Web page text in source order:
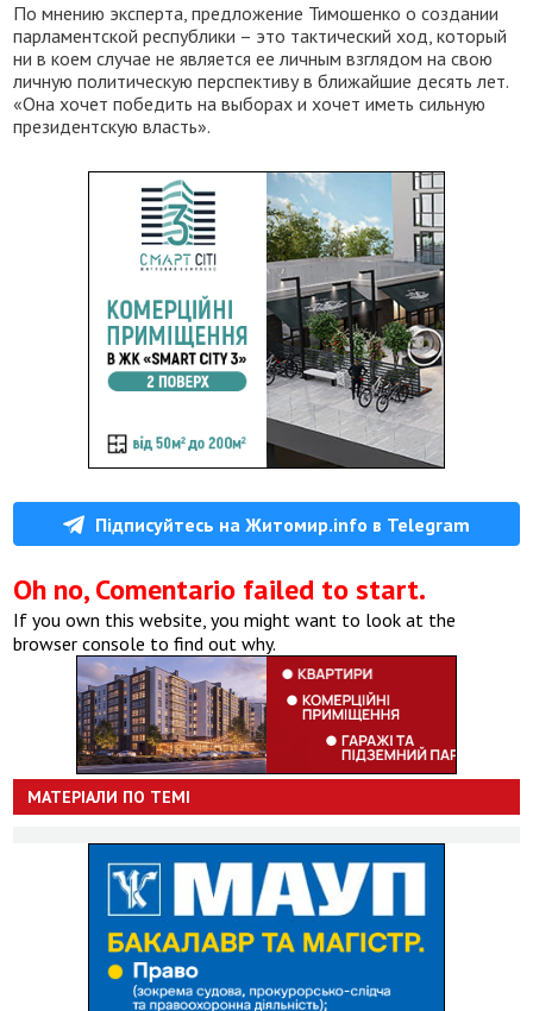
По мнению эксперта, предложение Тимошенко о создании
парламентской республики – это тактический ход, который
ни в коем случае не является ее личным взглядом на свою
личную политическую перспективу в ближайшие десять лет.
«Она хочет победить на выборах и хочет иметь сильную
президентскую власть».
Підписуйтесь на Житомир.info в Telegram
Oh no, Comentario failed to start.
If you own this website, you might want to look at the
browser console to find out why.
МАТЕРІАЛИ ПО ТЕМІ